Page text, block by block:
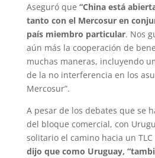
Aseguró que “China está
tanto con el Mercosur en
país miembro particular. Nos
aún más la cooperación de
muchas maneras, incluyendo
de la no interferencia en los
Mercosur”.
A pesar de los debates que se
del bloque comercial, con
solitario el camino hacia un TLC
dijo que como Uruguay,